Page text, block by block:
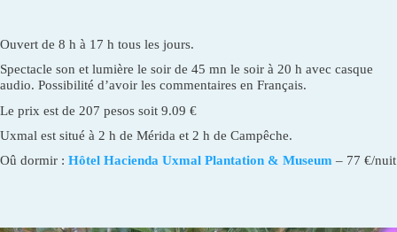
Ouvert de 8 h à 17 h tous les jours.
Spectacle son et lumière le soir de 45 mn le soir à 20 h avec casque
audio. Possibilité d’avoir les commentaires en Français.
Le prix est de 207 pesos soit 9.09 €
Uxmal est situé à 2 h de Mérida et 2 h de Campêche.
Oû dormir : Hôtel Hacienda Uxmal Plantation & Museum – 77 €/nuit